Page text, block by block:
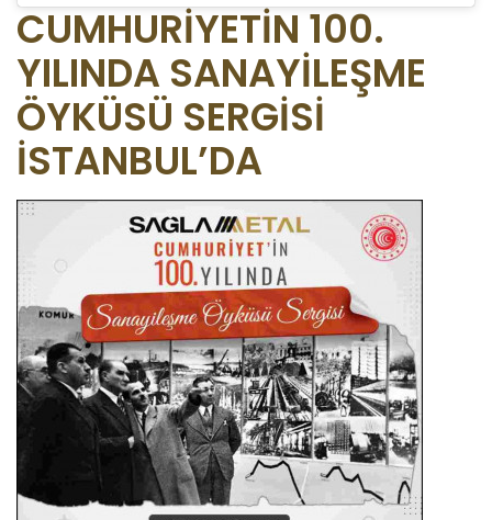
CUMHURİYETİN 100.
YILINDA SANAYİLEŞME
ÖYKÜSÜ SERGİSİ
İSTANBUL’DA